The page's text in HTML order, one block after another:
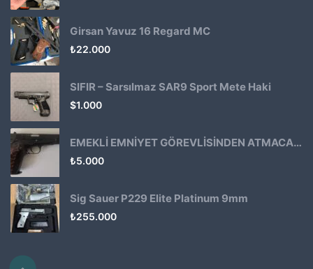
Girsan Yavuz 16 Regard MC
₺22.000
SIFIR – Sarsılmaz SAR9 Sport Mete Haki
$1.000
EMEKLİ EMNİYET GÖREVLİSİNDEN ATMACA 53 KLASİK14
₺5.000
Sig Sauer P229 Elite Platinum 9mm
₺255.000